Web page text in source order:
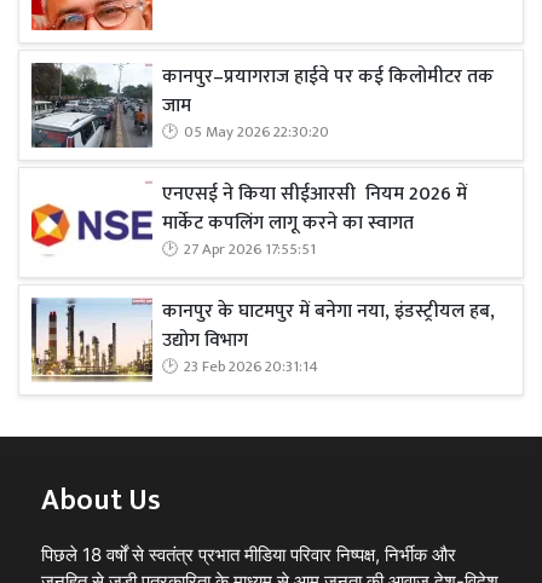
कानपुर–प्रयागराज हाईवे पर कई किलोमीटर तक
जाम
05 May 2026 22:30:20
एनएसई ने किया सीईआरसी नियम 2026 में
मार्केट कपलिंग लागू करने का स्वागत
27 Apr 2026 17:55:51
कानपुर के घाटमपुर में बनेगा नया, इंडस्ट्रीयल हब,
उद्योग विभाग
23 Feb 2026 20:31:14
About Us
पिछले 18 वर्षों से स्वतंत्र प्रभात मीडिया परिवार निष्पक्ष, निर्भीक और